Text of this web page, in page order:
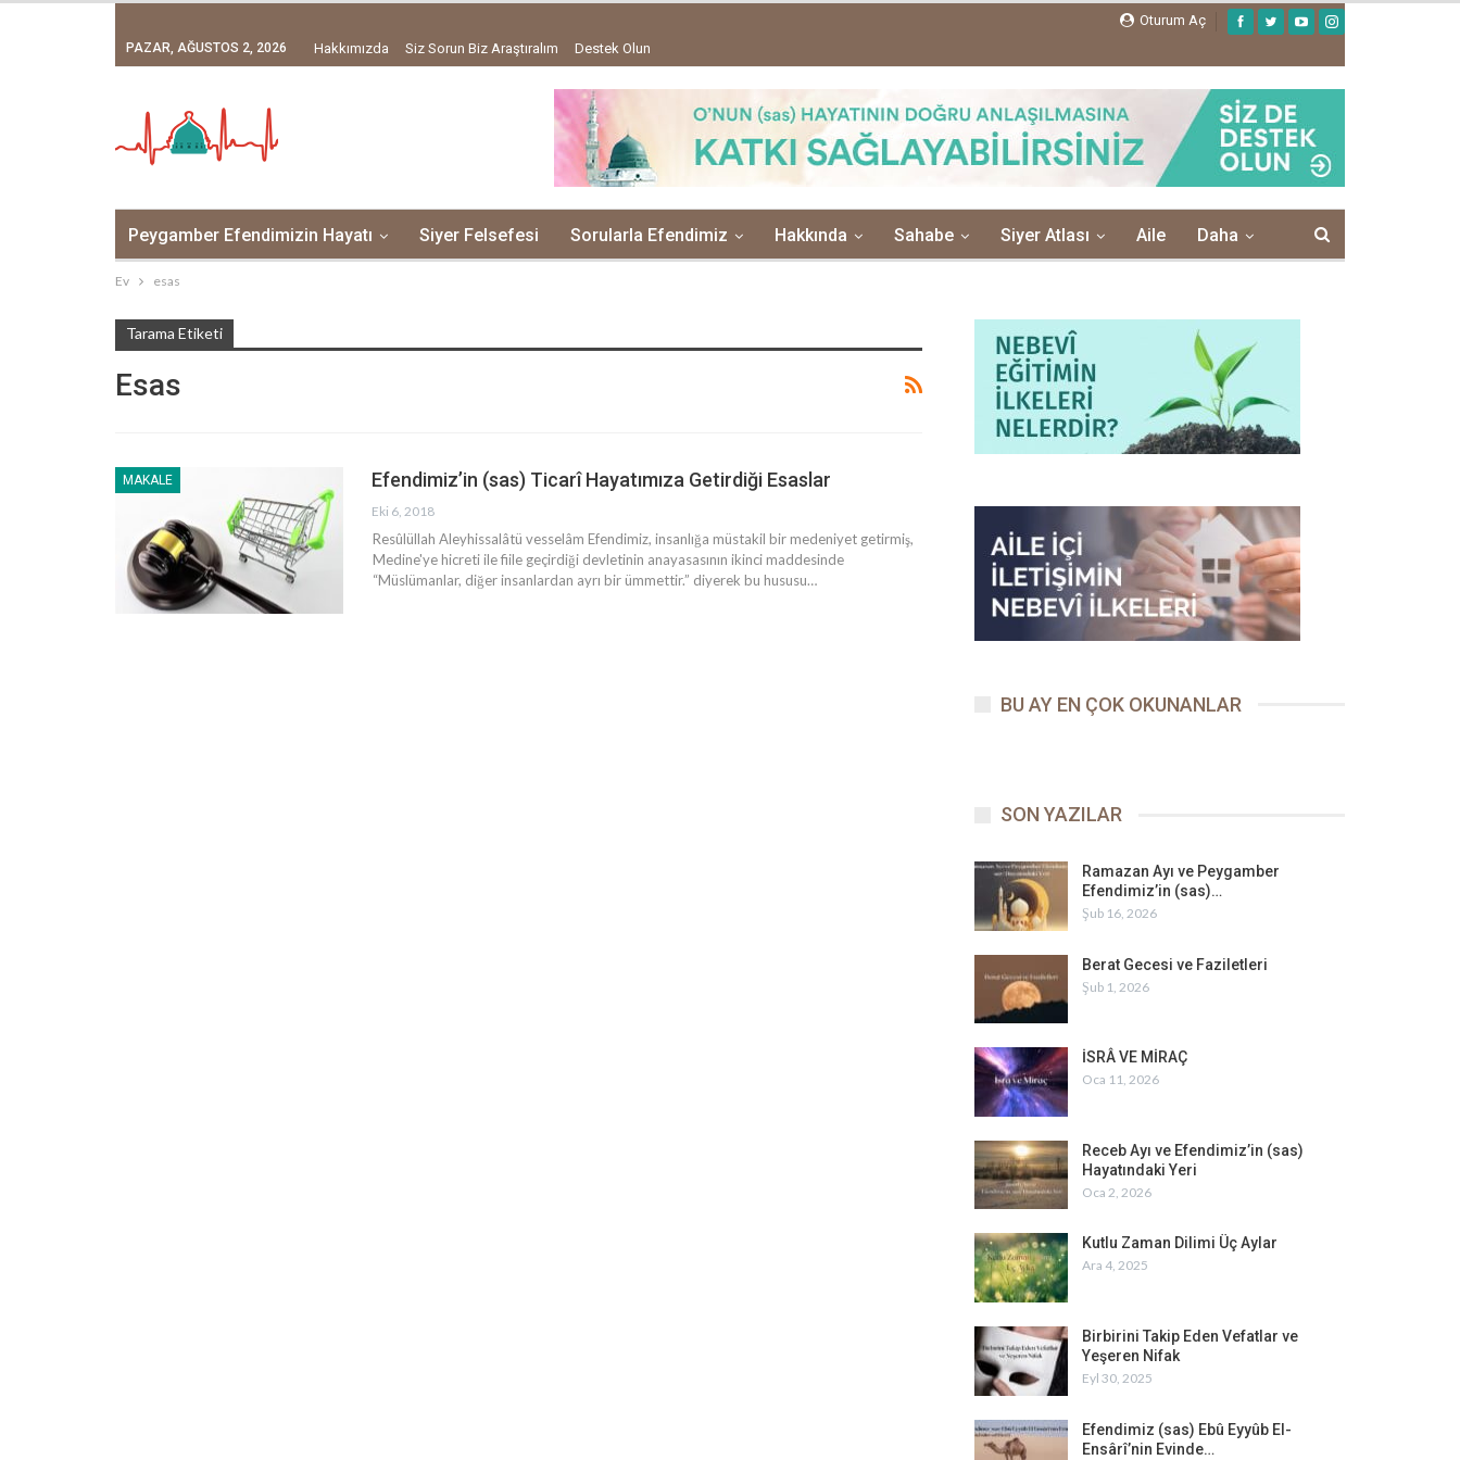
Oturum Aç
PAZAR, AĞUSTOS 2, 2026 Hakkımızda Siz Sorun Biz Araştıralım Destek Olun
Peygamber Efendimizin Hayatı Siyer Felsefesi Sorularla Efendimiz Hakkında Sahabe Siyer Atlası Aile Daha
Ev esas
Tarama Etiketi
Esas
MAKALE Efendimiz’in (sas) Ticarî Hayatımıza Getirdiği Esaslar
Eki 6, 2018
Resûlüllah Aleyhissalâtü vesselâm Efendimiz, insanlığa müstakil bir medeniyet getirmiş,
Medine'ye hicreti ile fiile geçirdiği devletinin anayasasının ikinci maddesinde
“Müslümanlar, diğer insanlardan ayrı bir ümmettir.” diyerek bu hususu…
BU AY EN ÇOK OKUNANLAR
SON YAZILAR
Ramazan Ayı ve Peygamber
Efendimiz’in (sas)…
Şub 16, 2026
Berat Gecesi ve Faziletleri
Şub 1, 2026
İSRÂ VE MİRAÇ
Oca 11, 2026
Receb Ayı ve Efendimiz’in (sas)
Hayatındaki Yeri
Oca 2, 2026
Kutlu Zaman Dilimi Üç Aylar
Ara 4, 2025
Birbirini Takip Eden Vefatlar ve
Yeşeren Nifak
Eyl 30, 2025
Efendimiz (sas) Ebû Eyyûb El-
Ensârî’nin Evinde…